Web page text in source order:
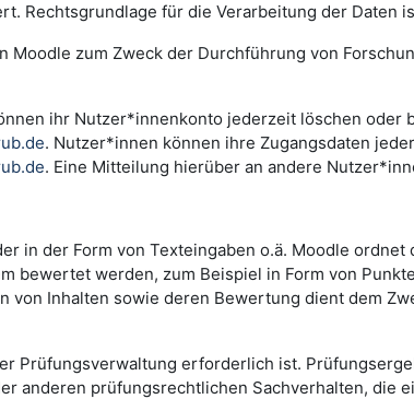
Rechtsgrundlage für die Verarbeitung der Daten
zum Zweck der Durchführung von
ihr Nutzer*innenkonto jederzeit löschen oder
. Nutzer*innen können ihre Zugangsdaten
. Eine Mitteilung hierüber an andere
in der Form von Texteingaben o.ä. Moodle
bewertet werden, zum Beispiel in Form von
Inhalten sowie deren Bewertung dient dem
Prüfungsverwaltung erforderlich ist.
anderen prüfungsrechtlichen Sachverhalten, die